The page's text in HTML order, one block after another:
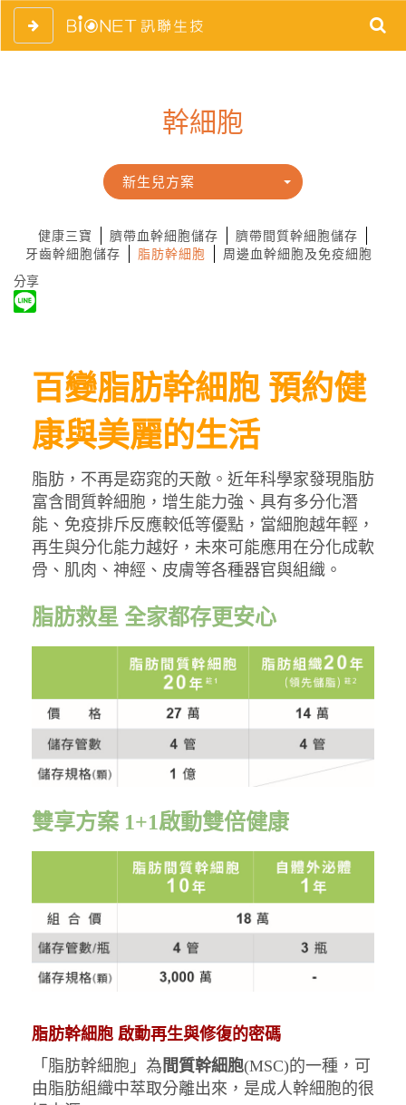
幹細胞
新生兒方案
健康三寶 臍帶血幹細胞儲存
臍帶間質幹細胞儲存
牙齒幹細胞儲存
脂肪幹細胞
周邊血幹細胞及免疫細胞
分享
百變脂肪幹細胞 預約健
康與美麗的生活
脂肪，不再是窈窕的天敵。近年科學家發現脂肪
富含間質幹細胞，增生能力強、具有多分化潛
能、免疫排斥反應較低等優點，當細胞越年輕，
再生與分化能力越好，未來可能應用在分化成軟
骨、肌肉、神經、皮膚等各種器官與組織。
脂肪救星 全家都存更安心
雙享方案 1+1啟動雙倍健康
脂肪幹細胞 啟動再生與修復的密碼
「脂肪幹細胞」為 間質幹細胞(MSC)的一種， 可
由脂肪組織中萃取分離出來，是成人幹細胞的很